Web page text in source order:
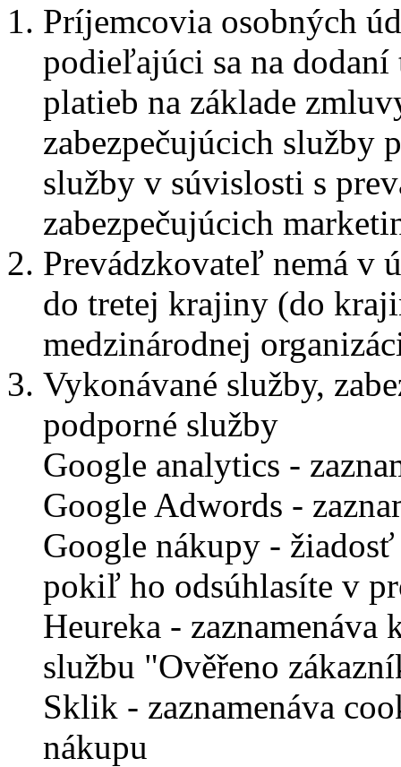
Príjemcovia osobných
podieľajúci sa na
platieb na základe
zabezpečujúcich služby
služby v súvislosti s
zabezpečujúcich
Prevádzkovateľ nemá v
do tretej krajiny (do
medzinárodnej
Vykonávané služby,
podporné služby
Google analytics -
Google Adwords -
Google nákupy - žiadosť
pokiľ ho odsúhlasíte v
Heureka - zaznamenáva
službu "Ověřeno
Sklik - zaznamenáva
nákupu